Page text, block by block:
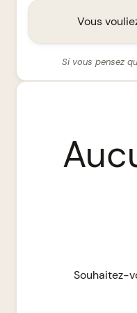
Vous
Si vous pensez
Souhaitez-